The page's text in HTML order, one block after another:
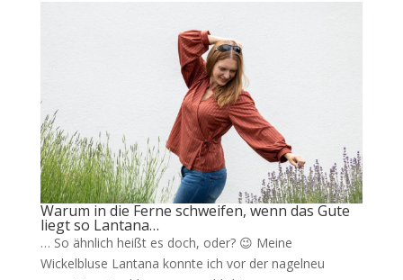
Warum in die Ferne schweifen, wenn das Gute
liegt so Lantana…
… So ähnlich heißt es doch, oder? 😉 Meine
Wickelbluse Lantana konnte ich vor der nagelneu